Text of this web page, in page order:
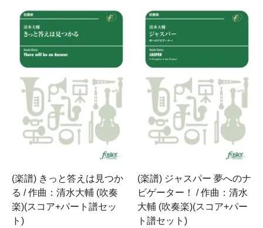
(楽譜) きっと答えは見つか
る / 作曲：清水大輔 (吹奏
楽)(スコア+パート譜セッ
ト)
(楽譜) ジャスパー 夢へのナ
ビゲーター！ / 作曲：清水
大輔 (吹奏楽)(スコア+パー
ト譜セット)